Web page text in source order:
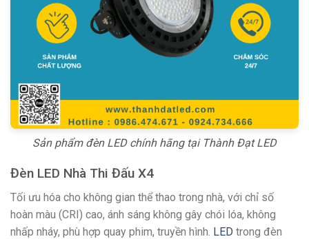
Sản phẩm đèn LED chính hãng tại Thành Đạt LED
Đèn LED Nhà Thi Đấu X4
Tối ưu hóa cho không gian thể thao trong nhà, với chỉ số
hoàn màu (CRI) cao, ánh sáng không gây chói lóa, không
nhấp nháy, phù hợp quay phim, truyền hình. LED trong đèn